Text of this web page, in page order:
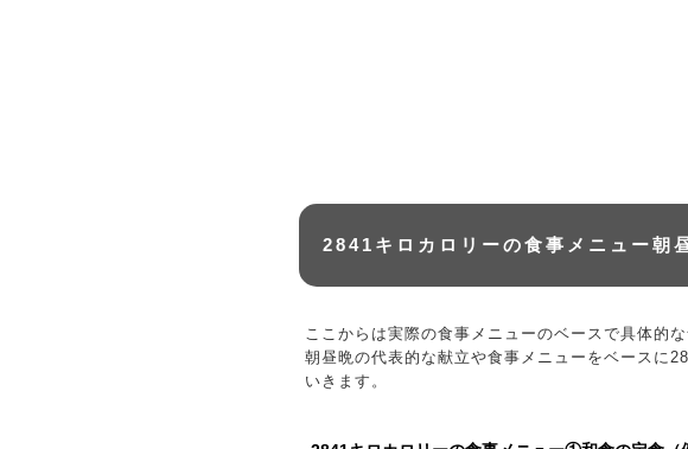
2841キロカロリーの食事メニュー朝
ここからは実際の食事メニューのベースで具体的
朝昼晩の代表的な献立や食事メニューをベースに
いきます。